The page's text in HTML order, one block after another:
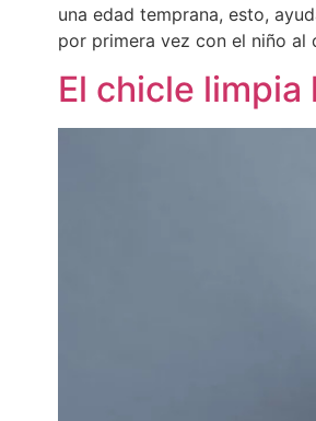
una edad temprana, esto,
por primera vez con el niño al
El chicle